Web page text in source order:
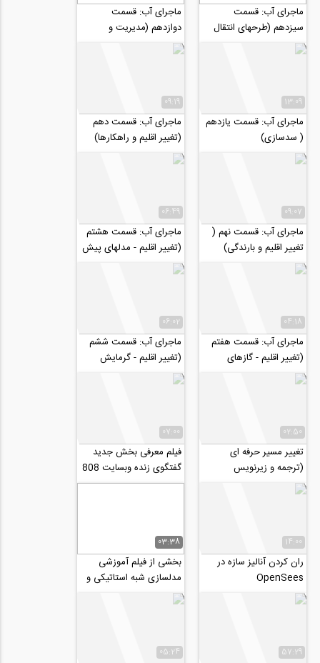
ماجرای آب: قسمت
سیزدهم (طرحهای انتقال
آب)
ماجرای آب: قسمت
دوازدهم (مدیریت و
نگهداری سدها)
13:09
ماجرای آب: قسمت یازدهم
( سدسازی)
09:19
ماجرای آب: قسمت دهم
(تغییر اقلیم و راهکارها)
09:07
ماجرای آب: قسمت نهم (
تغییر اقلیم و بارندگی)
06:49
ماجرای آب: قسمت هشتم
(تغییر اقلیم - مدلهای پیش
بینی اقلیم)
04:18
ماجرای آب: قسمت هفتم
(تغییر اقلیم - گازهای
گلخانه‌ای)
06:02
ماجرای آب: قسمت ششم
(تغییر اقلیم - گرمایش
زمین)
02:50
تغییر مسیر حرفه ای
(ترجمه و زیرنویس
اختصاصی موسسه ۸۰۸)
07:00
فیلم معرفی بخش جدید
گفتگوی زنده وبسایت 808
14:00
ران کردن آنالیز سازه در
OpenSees
03:38
بخشی از فیلم آموزشی
مدلسازی شبه استاتیکی و
شبه دینامیکی مدل های
ژئوتکنیکی با...
57:29
05:24